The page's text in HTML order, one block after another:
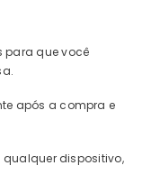
para que você
após a compra e
qualquer dispositivo,